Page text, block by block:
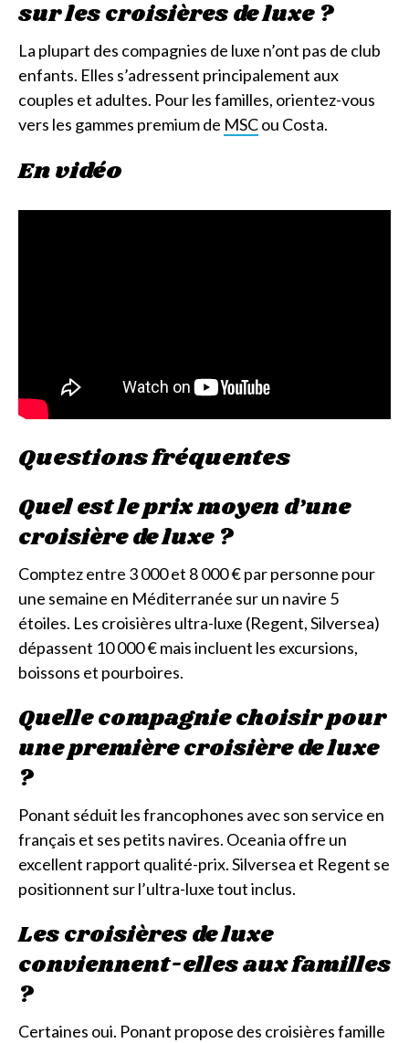
sur les croisières de luxe ?
La plupart des compagnies de luxe n’ont pas de club
enfants. Elles s’adressent principalement aux
couples et adultes. Pour les familles, orientez-vous
vers les gammes premium de MSCou Costa.
En vidéo
Questions fréquentes
Quel est le prix moyen d’une
croisière de luxe ?
Comptez entre 3 000 et 8 000 € par personne pour
une semaine en Méditerranée sur un navire 5
étoiles. Les croisières ultra-luxe (Regent, Silversea)
dépassent 10 000 € mais incluent les excursions,
boissons et pourboires.
Quelle compagnie choisir pour
une première croisière de luxe
?
Ponant séduit les francophones avec son service en
français et ses petits navires. Oceania offre un
excellent rapport qualité-prix. Silversea et Regent se
positionnent sur l’ultra-luxe tout inclus.
Les croisières de luxe
conviennent-elles aux familles
?
Certaines oui. Ponant propose des croisières famille